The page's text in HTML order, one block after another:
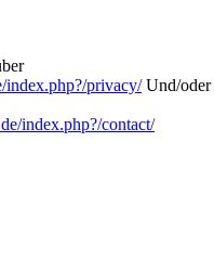
index.php?/privacy/Und/oder
index.php?/contact/